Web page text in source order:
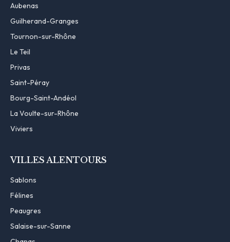
Aubenas
Guilherand-Granges
Tournon-sur-Rhône
Le Teil
Privas
Saint-Péray
Bourg-Saint-Andéol
La Voulte-sur-Rhône
Viviers
VILLES ALENTOURS
Sablons
Félines
Peaugres
Salaise-sur-Sanne